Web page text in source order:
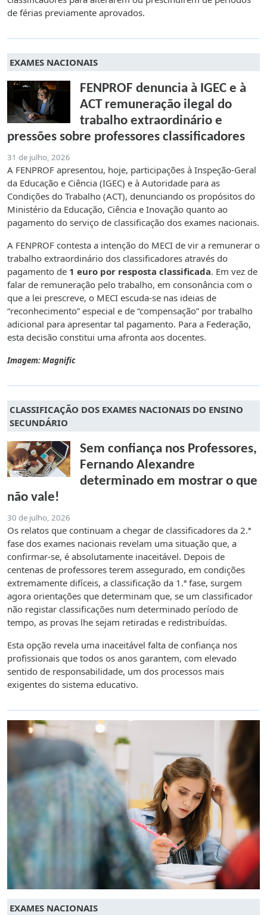
de férias previamente aprovados.
EXAMES NACIONAIS
FENPROF denuncia à IGEC e à
ACT remuneração ilegal do
trabalho extraordinário e
pressões sobre professores classificadores
31 de julho, 2026
A FENPROF apresentou, hoje, participações à Inspeção-Geral
da Educação e Ciência (IGEC) e à Autoridade para as
Condições do Trabalho (ACT), denunciando os propósitos do
Ministério da Educação, Ciência e Inovação quanto ao
pagamento do serviço de classificação dos exames nacionais.
A FENPROF contesta a intenção do MECI de vir a remunerar o
trabalho extraordinário dos classificadores através do
pagamento de 1 euro por resposta classificada. Em vez de
falar de remuneração pelo trabalho, em consonância com o
que a lei prescreve, o MECI escuda-se nas ideias de
“reconhecimento” especial e de “compensação” por trabalho
adicional para apresentar tal pagamento. Para a Federação,
esta decisão constitui uma afronta aos docentes.
Imagem: Magnific
CLASSIFICAÇÃO DOS EXAMES NACIONAIS DO ENSINO
SECUNDÁRIO
Sem confiança nos Professores,
Fernando Alexandre
determinado em mostrar o que
não vale!
30 de julho, 2026
Os relatos que continuam a chegar de classificadores da 2.ª
fase dos exames nacionais revelam uma situação que, a
confirmar-se, é absolutamente inaceitável. Depois de
centenas de professores terem assegurado, em condições
extremamente difíceis, a classificação da 1.ª fase, surgem
agora orientações que determinam que, se um classificador
não registar classificações num determinado período de
tempo, as provas lhe sejam retiradas e redistribuídas.
Esta opção revela uma inaceitável falta de confiança nos
profissionais que todos os anos garantem, com elevado
sentido de responsabilidade, um dos processos mais
exigentes do sistema educativo.
EXAMES NACIONAIS